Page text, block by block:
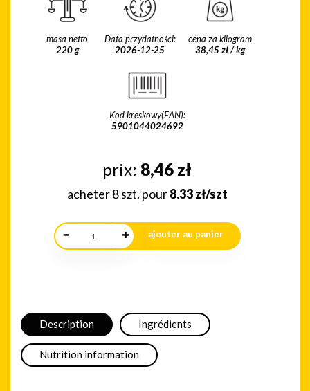
masa netto
220 g
Data przydatności:
2026-12-25
cena za kilogram
38,45 zł / kg
Kod kreskowy(EAN):
5901044024692
prix: 8,46 zł
acheter 8 szt. pour8.33 zł/szt
Description Ingrédients
Nutrition information